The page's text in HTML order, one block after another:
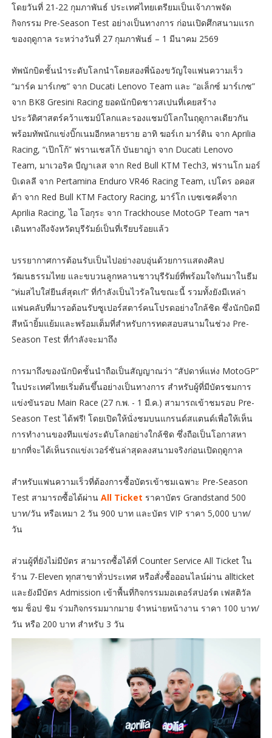
โดยวันที่ 21-22 กุมภาพันธ์ ประเทศไทยเตรียมเป็นเจ้าภาพจัด
กิจกรรม Pre-Season Test อย่างเป็นทางการ ก่อนเปิดศึกสนามแรก
ของฤดูกาล ระหว่างวันที่ 27 กุมภาพันธ์ – 1 มีนาคม 2569
ทัพนักบิดชั้นนำระดับโลกนำโดยสองพี่น้องขวัญใจแฟนความเร็ว
“มาร์ค มาร์เกซ” จาก Ducati Lenovo Team และ “อเล็กซ์ มาร์เกซ”
จาก BK8 Gresini Racing ยอดนักบิดชาวสเปนที่เคยสร้าง
ประวัติศาสตร์คว้าแชมป์โลกและรองแชมป์โลกในฤดูกาลเดียวกัน
พร้อมทัพนักแข่งบิ๊กเนมอีกหลายราย อาทิ ฆอร์เก มาร์ติน จาก Aprilia
Racing, “เป๊กโก้” ฟรานเชสโก้ บันยาญ่า จาก Ducati Lenovo
Team, มาเวอริค บีญาเลส จาก Red Bull KTM Tech3, ฟรานโก มอร์
บิเดลลี จาก Pertamina Enduro VR46 Racing Team, เปโดร อคอส
ต้า จาก Red Bull KTM Factory Racing, มาร์โก เบซเซคคี่จาก
Aprilia Racing, ไอ โอกุระ จาก Trackhouse MotoGP Team ฯลฯ
เดินทางถึงจังหวัดบุรีรัมย์เป็นที่เรียบร้อยแล้ว
บรรยากาศการต้อนรับเป็นไปอย่างอบอุ่นด้วยการแสดงศิลป
วัฒนธรรมไทย และขบวนลูกหลานชาวบุรีรัมย์ที่พร้อมใจกันมาในธีม
“ห่มสไบใส่ยีนส์สุดเก๋” ที่กำลังเป็นไวรัลในขณะนี้ รวมทั้งยังมีเหล่า
แฟนคลับที่มารอต้อนรับซูเปอร์สตาร์คนโปรดอย่างใกล้ชิด ซึ่งนักบิดมี
สีหน้ายิ้มแย้มและพร้อมเต็มที่สำหรับการทดสอบสนามในช่วง Pre-
Season Test ที่กำลังจะมาถึง
การมาถึงของนักบิดชั้นนำถือเป็นสัญญาณว่า “สัปดาห์แห่ง MotoGP”
ในประเทศไทยเริ่มต้นขึ้นอย่างเป็นทางการ สำหรับผู้ที่มีบัตรชมการ
แข่งขันรอบ Main Race (27 ก.พ. - 1 มี.ค.) สามารถเข้าชมรอบ Pre-
Season Test ได้ฟรี! โดยเปิดให้นั่งชมบนแกรนด์สแตนด์เพื่อให้เห็น
การทำงานของทีมแข่งระดับโลกอย่างใกล้ชิด ซึ่งถือเป็นโอกาสหา
ยากที่จะได้เห็นรถแข่งเวอร์ชันล่าสุดลงสนามจริงก่อนเปิดฤดูกาล
สำหรับแฟนความเร็วที่ต้องการซื้อบัตรเข้าชมเฉพาะ Pre-Season
Test สามารถซื้อได้ผ่าน All Ticket ราคาบัตร Grandstand 500
บาท/วัน หรือเหมา 2 วัน 900 บาท และบัตร VIP ราคา 5,000 บาท/
วัน
ส่วนผู้ที่ยังไม่มีบัตร สามารถซื้อได้ที่ Counter Service All Ticket ใน
ร้าน 7-Eleven ทุกสาขาทั่วประเทศ หรือสั่งซื้อออนไลน์ผ่าน allticket
และยังมีบัตร Admission เข้าพื้นที่กิจกรรมมอเตอร์สปอร์ต เฟสติวัล
ชม ช็อป ชิม ร่วมกิจกรรมมากมาย จำหน่ายหน้างาน ราคา 100 บาท/
วัน หรือ 200 บาท สำหรับ 3 วัน